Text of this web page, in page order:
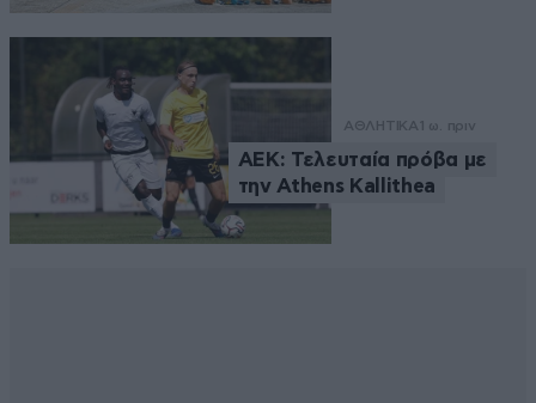
ΑΘΛΗΤΙΚΑ 1 ω. πριν
ΑΕΚ: Τελευταία πρόβα με
την Athens Kallithea